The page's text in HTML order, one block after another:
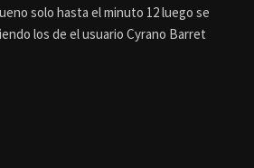
solo hasta el minuto 12 luego se
los de el usuario Cyrano Barret